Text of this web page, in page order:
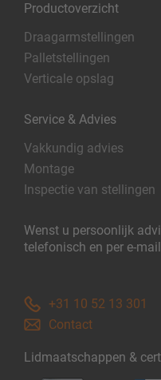
Productoverzicht
Draagarmstellingen
Palletstellingen
Verticale opslag
Service & Advies
Vakkundig advies
Montage
Inspectie van stellingen
Wenst u persoonlijk
telefonisch en per e-
+31 10 52 13 301
Contact
Lidmaatschappen &